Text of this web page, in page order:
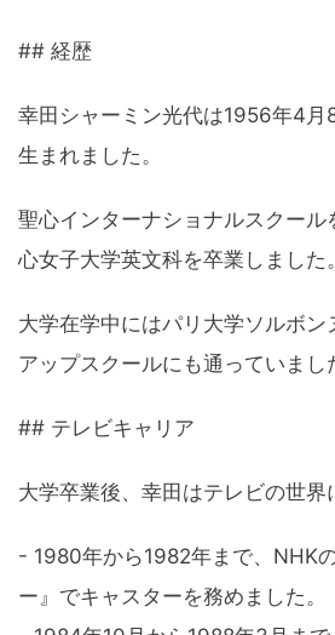
## 経歴
幸田シャーミン光代は1956年4月
生まれました。
聖心インターナショナルスクー
心女子大学英文科を卒業しました。
大学在学中にはパリ大学ソルボン
アップスクールにも通っていまし
## テレビキャリア
大学卒業後、幸田はテレビの世界
- 1980年から1982年まで、NHK
ー』でキャスターを務めました。